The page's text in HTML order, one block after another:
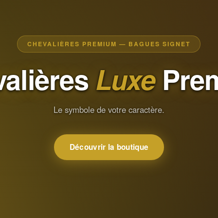
CHEVALIÈRES PREMIUM — BAGUES SIGNET
Luxe
Le symbole de votre caractère.
Découvrir la boutique